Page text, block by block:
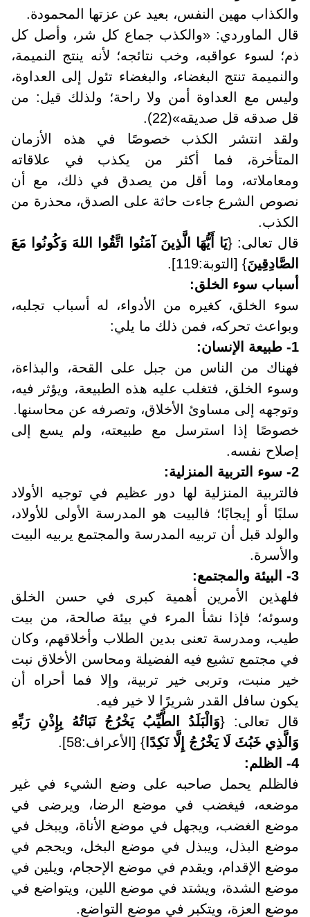
والكذاب مهين النفس، بعيد عن عزتها المحمودة.
قال الماوردي: «والكذب جماع كل شر، وأصل كل
ذم؛ لسوء عواقبه، وخب نتائجه؛ لأنه ينتج النميمة،
والنميمة تنتج البغضاء، والبغضاء تئول إلى العداوة،
وليس مع العداوة أمن ولا راحة؛ ولذلك قيل: من
قل صدقه قل صديقه»(22)
.
ولقد انتشر الكذب خصوصًا في هذه الأزمان
المتأخرة، فما أكثر من يكذب في علاقاته
ومعاملاته، وما أقل من يصدق في ذلك، مع أن
نصوص الشرع جاءت حاثة على الصدق، محذرة من
الكذب.
قال تعالى: {يَا أَيُّهَا الَّذِينَ آمَنُوا اتَّقُوا اللهَ وَكُونُوا مَعَ
الصَّادِقِينَ} [التوبة:119].
أسباب سوء الخلق:
سوء الخلق، كغيره من الأدواء، له أسباب تجلبه،
وبواعث تحركه، فمن ذلك ما يلي:
1- طبيعة الإنسان
:
فهناك من الناس من جبل على القحة، والبذاءة،
وسوء الخلق، فتغلب عليه هذه الطبيعة، ويؤثر فيه،
وتوجهه إلى مساوئ الأخلاق، وتصرفه عن محاسنها.
خصوصًا إذا استرسل مع طبيعته، ولم يسع إلى
إصلاح نفسه.
2- سوء التربية المنزلية
:
فالتربية المنزلية لها دور عظيم في توجيه الأولاد
سلبًا أو إيجابًا؛ فالبيت هو المدرسة الأولى للأولاد،
والولد قبل أن تربيه المدرسة والمجتمع يربيه البيت
والأسرة.
3- البيئة والمجتمع
:
فلهذين الأمرين أهمية كبرى في حسن الخلق
وسوئه؛ فإذا نشأ المرء في بيئة صالحة، من بيت
طيب، ومدرسة تعنى بدين الطلاب وأخلاقهم، وكان
في مجتمع تشيع فيه الفضيلة ومحاسن الأخلاق نبت
خير منبت، وتربى خير تربية، وإلا فما أحراه أن
يكون سافل القدر شريرًا لا خير فيه.
قال تعالى: {وَالْبَلَدُ الطَّيِّبُ يَخْرُجُ نَبَاتُهُ بِإِذْنِ رَبِّهِ
وَالَّذِي خَبُثَ لَا يَخْرُجُ إِلَّا نَكِدًا } [الأعراف:58]
.
4- الظلم
:
فالظلم يحمل صاحبه على وضع الشيء في غير
موضعه، فيغضب في موضع الرضا، ويرضى في
موضع الغضب، ويجهل في موضع الأناة، ويبخل في
موضع البذل، ويبذل في موضع البخل، ويحجم في
موضع الإقدام، ويقدم في موضع الإحجام، ويلين في
موضع الشدة، ويشتد في موضع اللين، ويتواضع في
موضع العزة، ويتكبر في موضع التواضع.